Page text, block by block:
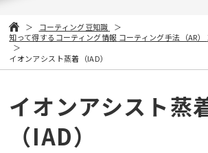
コーティング豆知識
知って得するコーティング情報 コーティング手法（AR）
イオンアシスト蒸着（IAD）
イオンアシスト蒸
（IAD）